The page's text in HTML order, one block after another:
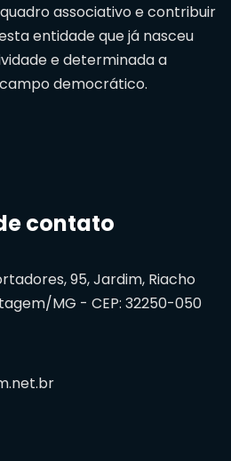
associativo e contribuir
entidade que já nasceu
e determinada a
democrático.
contato
95, Jardim, Riacho
MG - CEP: 32250-050